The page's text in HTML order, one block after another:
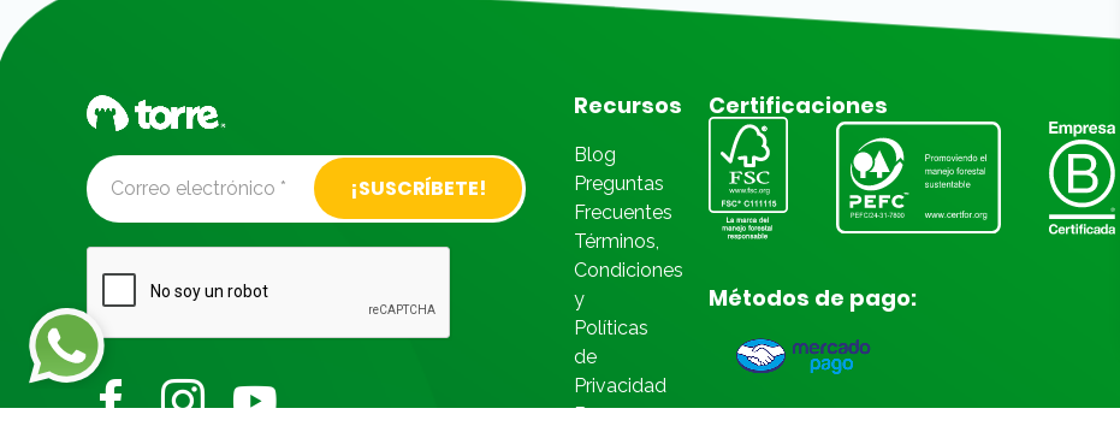
Alternative:
Recursos
Blog
Preguntas
Frecuentes
Términos,
Condiciones
y
Políticas
de
Privacidad
Bases
Certificaciones
Métodos de pago: